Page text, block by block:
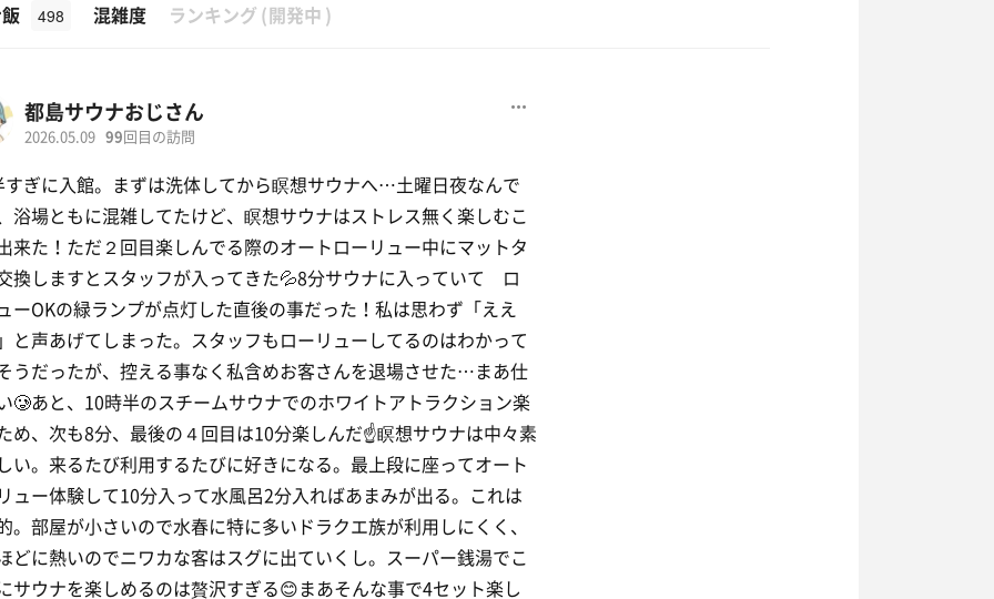
498 混雑度 ランキング (開発中 )
都島サウナおじさん
2026.05.09 99回目の訪問
すぎに入館。まずは洗体してから瞑想サウナへ…土曜日夜なんで
浴場ともに混雑してたけど、瞑想サウナはストレス無く楽しむこ
来た！ただ２回目楽しんでる際のオートローリュー中にマットタ
換しますとスタッフが入ってきた💦8分サウナに入っていて ロ
ーOKの緑ランプが点灯した直後の事だった！私は思わず「ええ
と声あげてしまった。スタッフもローリューしてるのはわかって
うだったが、控える事なく私含めお客さんを退場させた…まあ仕
🥲あと、10時半のスチームサウナでのホワイトアトラクション楽
め、次も8分、最後の４回目は10分楽しんだ☝️瞑想サウナは中々素
い。来るたび利用するたびに好きになる。最上段に座ってオート
ュー体験して10分入って水風呂2分入ればあまみが出る。これは
。部屋が小さいので水春に特に多いドラクエ族が利用しにくく、
どに熱いのでニワカな客はスグに出ていくし。スーパー銭湯でこ
サウナを楽しめるのは贅沢すぎる😊まあそんな事で4セット楽し